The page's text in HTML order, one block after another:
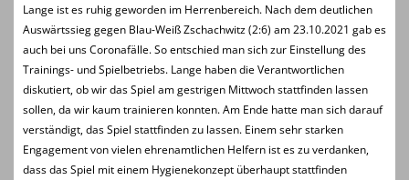
Lange ist es ruhig geworden im Herrenbereich. Nach dem deutlichen
Auswärtssieg gegen Blau-Weiß Zschachwitz (2:6) am 23.10.2021 gab es
auch bei uns Coronafälle. So entschied man sich zur Einstellung des
Trainings- und Spielbetriebs. Lange haben die Verantwortlichen
diskutiert, ob wir das Spiel am gestrigen Mittwoch stattfinden lassen
sollen, da wir kaum trainieren konnten. Am Ende hatte man sich darauf
verständigt, das Spiel stattfinden zu lassen. Einem sehr starken
Engagement von vielen ehrenamtlichen Helfern ist es zu verdanken,
dass das Spiel mit einem Hygienekonzept überhaupt stattfinden